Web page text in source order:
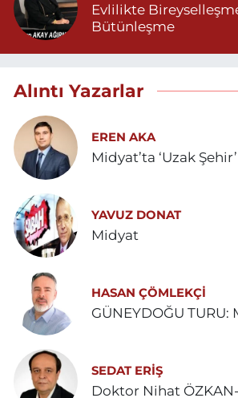
Evlilikte
Bütünleşme
Alıntı Yazarlar
EREN AKA
Midyat’ta ‘Uzak
YAVUZ DONAT
Midyat
HASAN ÇÖMLEKÇİ
GÜNEYDOĞU TURU:
SEDAT ERİŞ